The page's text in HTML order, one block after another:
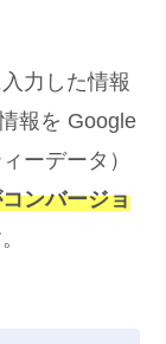
力した情報
報を Google
ーデータ）
ンバージョ